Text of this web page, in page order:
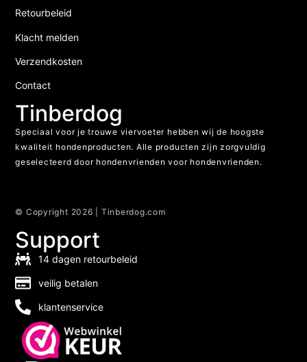
Retourbeleid
Klacht melden
Verzendkosten
Contact
Tinberdog
Speciaal voor je trouwe viervoeter hebben wij de hoogste
kwaliteit hondenproducten. Alle producten zijn zorgvuldig
geselecteerd door hondenvrienden voor hondenvrienden.
© Copyright 2026 | Tinberdog.com
Support
14 dagen retourbeleid
veilig betalen
klantenservice